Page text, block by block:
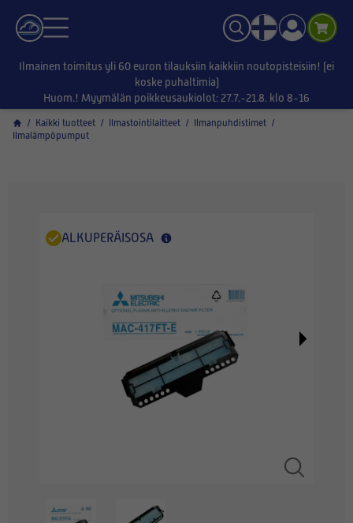
Ilmainen toimitus yli 60 euron tilauksiin kaikkiin noutopisteisiin! (ei
koske puhaltimia)
Huom.! Myymälän poikkeusaukiolot: 27.7.-21.8. klo 8-16
/ Kaikki tuotteet / Ilmastointilaitteet / Ilmanpuhdistimet /
Ilmalämpöpumput
ALKUPERÄISOSA